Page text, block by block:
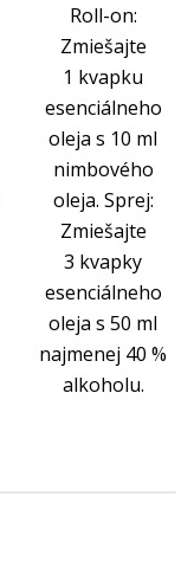
Roll-on:
Zmiešajte
1 kvapku
esenciálneho
oleja s 10 ml
nimbového
oleja. Sprej:
Zmiešajte
3 kvapky
esenciálneho
oleja s 50 ml
najmenej 40 %
alkoholu.